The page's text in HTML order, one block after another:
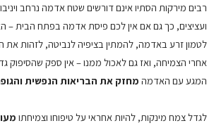
רבים מירקות הסתיו אינם דורשים שטח אדמה נרחב ויניבו
ועציצים, כך גם אם אין לכם פיסת אדמה בפתח הבית –
לטמון זרע באדמה, להמתין בציפיה לנביטה, לזהות את
אחרי הצמיחה, ואז גם לאכול ממנו – אין ספק שהסיפוק
המגע עם האדמה מחזק את הבריאות הנפשית
לגדל צמח מינקות, להיות אחראי על טיפוחו וצמיחתו